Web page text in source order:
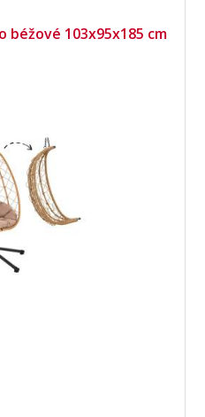
béžové 103x95x185 cm